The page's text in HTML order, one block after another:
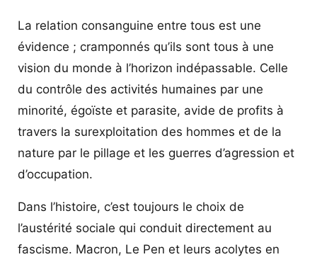
La relation consanguine entre tous est une
évidence ; cramponnés qu’ils sont tous à une
vision du monde à l’horizon indépassable. Celle
du contrôle des activités humaines par une
minorité, égoïste et parasite, avide de profits à
travers la surexploitation des hommes et de la
nature par le pillage et les guerres d’agression et
d’occupation.
Dans l’histoire, c’est toujours le choix de
l’austérité sociale qui conduit directement au
fascisme. Macron, Le Pen et leurs acolytes en